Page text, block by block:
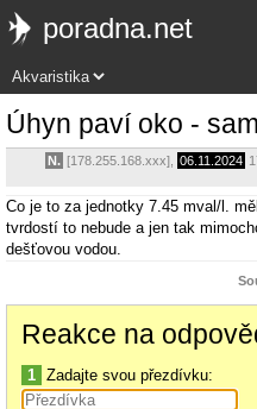
poradna.net
Úhyn paví oko -
N. [178.255.168.xxx], 06.11.2024
Co je to za jednotky 7.45 mval/l.
tvrdostí to nebude a jen tak
dešťovou vodou.
Reakce na
1 Zadajte svou přezdívku: